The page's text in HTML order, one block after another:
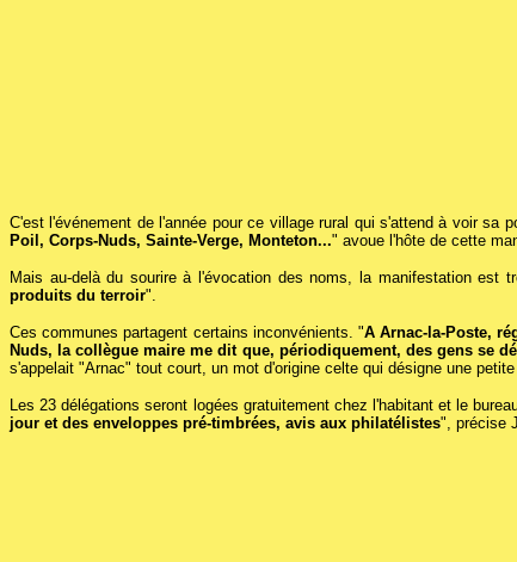
C'est l'événement de l'année pour ce village rural qui s'attend à voir sa
Poil, Corps-Nuds, Sainte-Verge, Monteton..." avoue l'hôte de cette
Mais au-delà du sourire à l'évocation des noms, la manifestation est
produits du terroir".
Ces communes partagent certains inconvénients. "A Arnac-la-Poste,
Nuds, la collègue maire me dit que, périodiquement, des gens se
s'appelait "Arnac" tout court, un mot d'origine celte qui désigne une
Les 23 délégations seront logées gratuitement chez l'habitant et le
jour et des enveloppes pré-timbrées, avis aux philatélistes", précise